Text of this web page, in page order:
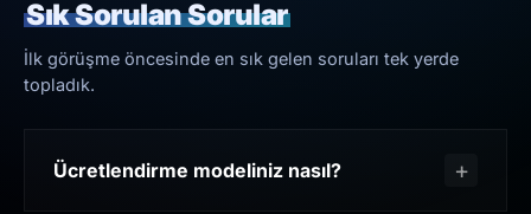
Sık Sorulan Sorular
İlk görüşme öncesinde en sık gelen soruları tek yerde
topladık.
Ücretlendirme modeliniz nasıl?